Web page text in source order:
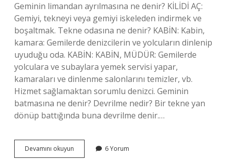
Geminin limandan ayrılmasına ne denir? KİLİDİ ​​AÇ:
Gemiyi, tekneyi veya gemiyi iskeleden indirmek ve
boşaltmak. Tekne odasına ne denir? KABİN: Kabin,
kamara: Gemilerde denizcilerin ve yolcuların dinlenip
uyuduğu oda. KABİN: KABİN, MÜDÜR: Gemilerde
yolculara ve subaylara yemek servisi yapar,
kamaraları ve dinlenme salonlarını temizler, vb.
Hizmet sağlamaktan sorumlu denizci. Geminin
batmasına ne denir? Devrilme nedir? Bir tekne yan
dönüp battığında buna devrilme denir.…
Devamını okuyun Pürmeçe
Ne
6 Yorum